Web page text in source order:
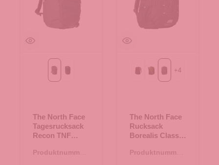
TNF Black
TNF Blau
The North Face
Tagesrucksack
Recon TNF
Produktnummer:
BLACK-LALI GURAN
Forest Olive-TNF Black
TNF Black-Asphalt
+4
The North Face
Rucksack
Borealis Classic
Asphalt
Produktnummer: